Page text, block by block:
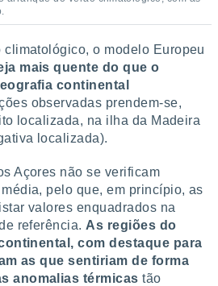
climatológico, o modelo Europeu
mais quente do que o
continental
observadas prendem-se,
localizada, na ilha da Madeira
localizada).
Açores não se verificam
pelo que, em princípio, as
valores enquadrados na
referência. As regiões do
com destaque para
as que sentiriam de forma
anomalias térmicas tão